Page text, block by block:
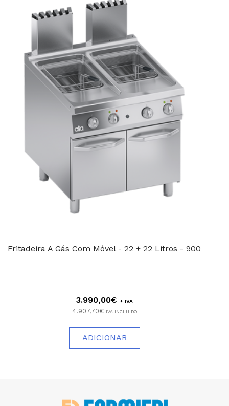
Fritadeira A Gás Com Móvel - 22 + 22 Litros - 900
3.990,00€ + IVA
4.907,70€ IVA INCLUÍDO
ADICIONAR